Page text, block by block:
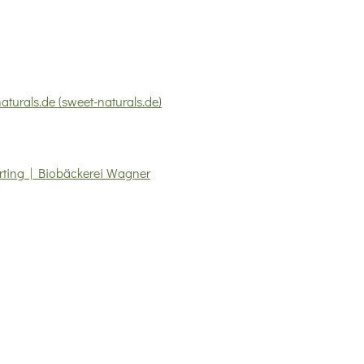
(sweet-naturals.de)
| Biobäckerei Wagner